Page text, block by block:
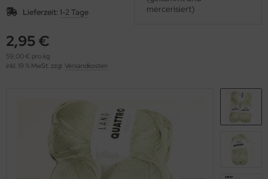
Lieferzeit: 1-2 Tage
2,95 €
59,00 € pro kg
inkl. 19 % MwSt. zzgl. Versandkosten
mercerisiert)
(276)